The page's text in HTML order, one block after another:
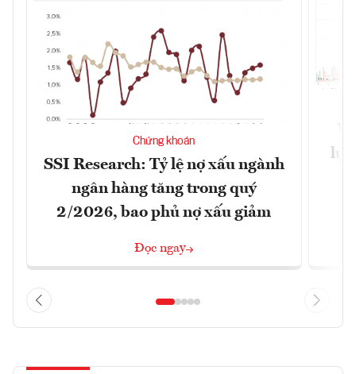
Chứng khoán
SSI Research: Tỷ lệ nợ xấu ngành
ngân hàng tăng trong quý
2/2026, bao phủ nợ xấu giảm
Đọc ngay
lực